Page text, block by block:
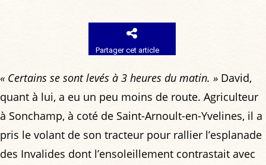
Partager cet article
« Certains se sont levés à 3 heures du matin. » David,
quant à lui, a eu un peu moins de route. Agriculteur
à Sonchamp, à coté de Saint-Arnoult-en-Yvelines, il a
pris le volant de son tracteur pour rallier l’esplanade
des Invalides dont l’ensoleillement contrastait avec